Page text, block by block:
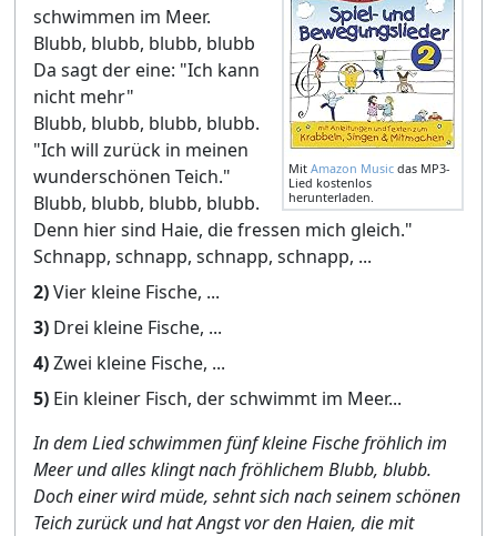
Mit Amazon Music das MP3-
Lied kostenlos
herunterladen.
schwimmen im Meer.
Blubb, blubb, blubb, blubb
Da sagt der eine: "Ich kann
nicht mehr"
Blubb, blubb, blubb, blubb.
"Ich will zurück in meinen
wunderschönen Teich."
Blubb, blubb, blubb, blubb.
Denn hier sind Haie, die fressen mich gleich."
Schnapp, schnapp, schnapp, schnapp, ...
2)Vier kleine Fische, ...
3) Drei kleine Fische, ...
4)Zwei kleine Fische, ...
5) Ein kleiner Fisch, der schwimmt im Meer...
In dem Lied schwimmen fünf kleine Fische fröhlich im
Meer und alles klingt nach fröhlichem Blubb, blubb.
Doch einer wird müde, sehnt sich nach seinem schönen
Teich zurück und hat Angst vor den Haien, die mit